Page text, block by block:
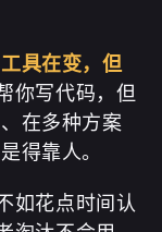
工具在变，但
你写代码，但
在多种方案
得靠人。
如花点时间认